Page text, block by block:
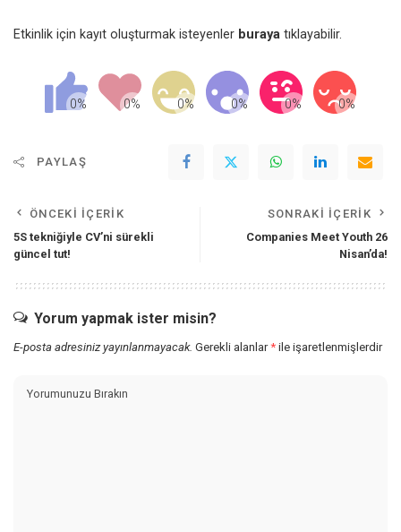
Etkinlik için kayıt oluşturmak isteyenler buraya tıklayabilir.
PAYLAŞ
ÖNCEKI İÇERIK
5S tekniğiyle CV’ni sürekli
güncel tut!
SONRAKI İÇERIK
Companies Meet Youth 26
Nisan’da!
Yorum yapmak ister misin?
E-posta adresiniz yayınlanmayacak. Gerekli alanlar* ile işaretlenmişlerdir